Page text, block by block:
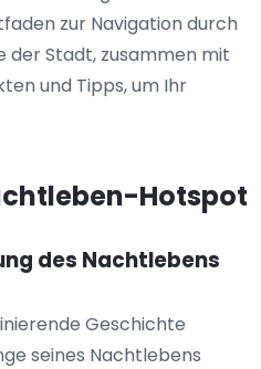
zur Navigation durch
Stadt, zusammen mit
und Tipps, um Ihr
Hotspot
des Nachtlebens
Geschichte
seines Nachtlebens